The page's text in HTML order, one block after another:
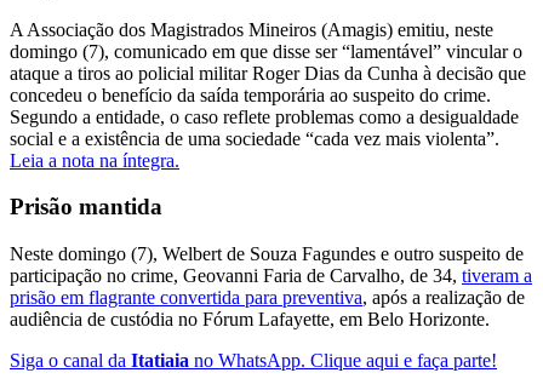
A Associação dos Magistrados Mineiros (Amagis) emitiu, neste
domingo (7), comunicado em que disse ser “lamentável” vincular o
ataque a tiros ao policial militar Roger Dias da Cunha à decisão que
concedeu o benefício da saída temporária ao suspeito do crime.
Segundo a entidade, o caso reflete problemas como a desigualdade
social e a existência de uma sociedade “cada vez mais violenta”.
Leia a nota na íntegra.
Prisão mantida
Neste domingo (7), Welbert de Souza Fagundes e outro suspeito de
participação no crime, Geovanni Faria de Carvalho, de 34, tiveram a
prisão em flagrante convertida para preventiva, após a realização de
audiência de custódia no Fórum Lafayette, em Belo Horizonte.
Siga o canal da Itatiaia no WhatsApp. Clique aqui e faça parte!